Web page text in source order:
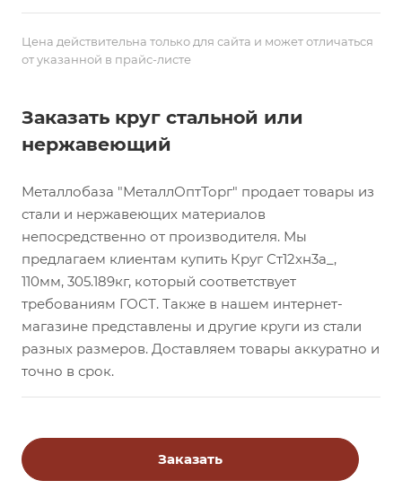
Цена действительна только для сайта и может отличаться
от указанной в прайс-листе
Заказать круг стальной или
нержавеющий
Металлобаза "МеталлОптТорг" продает товары из
стали и нержавеющих материалов
непосредственно от производителя. Мы
предлагаем клиентам купить Круг Ст12хн3а_,
110мм, 305.189кг, который соответствует
требованиям ГОСТ. Также в нашем интернет-
магазине представлены и другие круги из стали
разных размеров. Доставляем товары аккуратно и
точно в срок.
Заказать